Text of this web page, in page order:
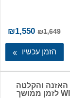
₪1,649
המחיר
המקורי
היה:
₪1,649.
₪1,550
הזמן עכשיו
האזנה והקלטה